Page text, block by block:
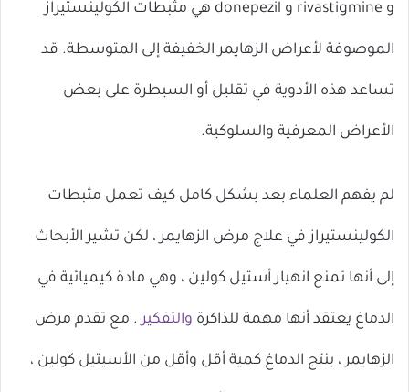
و rivastigmine و donepezil هي مثبطات الكولينستيراز
الموصوفة لأعراض الزهايمر الخفيفة إلى المتوسطة. قد
تساعد هذه الأدوية في تقليل أو السيطرة على بعض
الأعراض المعرفية والسلوكية.
لم يفهم العلماء بعد بشكل كامل كيف تعمل مثبطات
الكولينستيراز في علاج مرض الزهايمر ، لكن تشير الأبحاث
إلى أنها تمنع انهيار أستيل كولين ، وهي مادة كيميائية في
الدماغ يعتقد أنها مهمة للذاكرة والتفكير . مع تقدم مرض
الزهايمر ، ينتج الدماغ كمية أقل وأقل من الأسيتيل كولين ،